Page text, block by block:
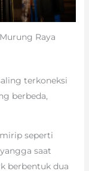
Raya
terkoneksi
berbeda,
seperti
saat
berbentuk dua